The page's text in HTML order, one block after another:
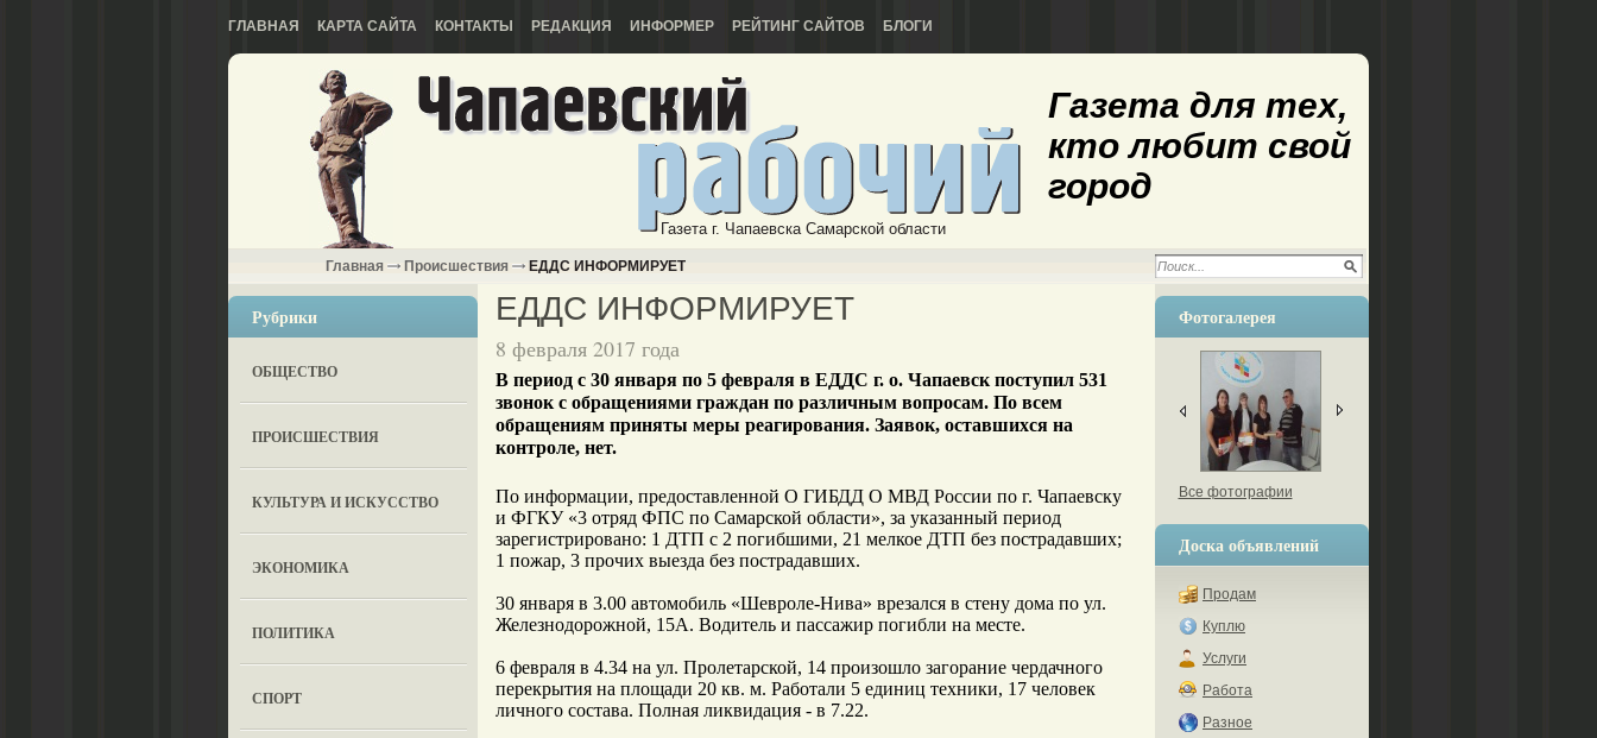
ГЛАВНАЯ КАРТА САЙТА КОНТАКТЫ РЕДАКЦИЯ ИНФОРМЕР РЕЙТИНГ САЙТОВ БЛОГИ
Газета г. Чапаевска Самарской области
Газета для тех,
кто любит свой
город
Главная Происшествия ЕДДС ИНФОРМИРУЕТ
Рубрики
ОБЩЕСТВО
ПРОИСШЕСТВИЯ
КУЛЬТУРА И ИСКУССТВО
ЭКОНОМИКА
ПОЛИТИКА
СПОРТ
ЕДДС ИНФОРМИРУЕТ
8 февраля 2017 года
В период с 30 января по 5 февраля в ЕДДС г. о. Чапаевск поступил 531
звонок с обращениями граждан по различным вопросам. По всем
обращениям приняты меры реагирования. Заявок, оставшихся на
контроле, нет.
По информации, предоставленной О ГИБДД О МВД России по г. Чапаевску
и ФГКУ «3 отряд ФПС по Самарской области», за указанный период
зарегистрировано: 1 ДТП с 2 погибшими, 21 мелкое ДТП без пострадавших;
1 пожар, 3 прочих выезда без пострадавших.
30 января в 3.00 автомобиль «Шевроле-Нива» врезался в стену дома по ул.
Железнодорожной, 15А. Водитель и пассажир погибли на месте.
6 февраля в 4.34 на ул. Пролетарской, 14 произошло загорание чердачного
перекрытия на площади 20 кв. м. Работали 5 единиц техники, 17 человек
личного состава. Полная ликвидация - в 7.22.
Фотогалерея
Все фотографии
Доска объявлений
Продам
Куплю
Услуги
Работа
Разное